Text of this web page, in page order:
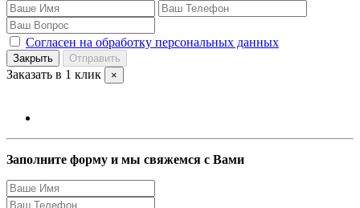
Согласен на обработку персональных данных
Закрыть Отправить
Заказать в 1 клик ×
Заполните форму и мы свяжемся с Вами